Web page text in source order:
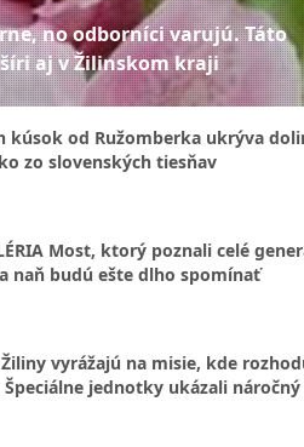
no odborníci varujú. Táto
aj v Žilinskom kraji
kúsok od Ružomberka ukrýva
zo slovenských tiesňav
Most, ktorý poznali celé
naň budú ešte dlho spomínať
Žiliny vyrážajú na misie, kde
Špeciálne jednotky ukázali